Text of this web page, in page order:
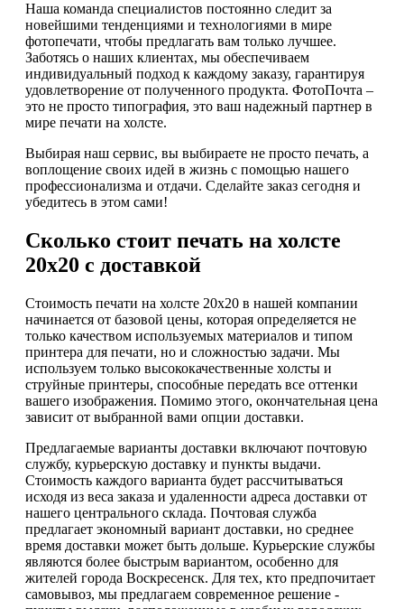
Наша команда специалистов постоянно следит за
новейшими тенденциями и технологиями в мире
фотопечати, чтобы предлагать вам только лучшее.
Заботясь о наших клиентах, мы обеспечиваем
индивидуальный подход к каждому заказу, гарантируя
удовлетворение от полученного продукта. ФотоПочта –
это не просто типография, это ваш надежный партнер в
мире печати на холсте.
Выбирая наш сервис, вы выбираете не просто печать, а
воплощение своих идей в жизнь с помощью нашего
профессионализма и отдачи. Сделайте заказ сегодня и
убедитесь в этом сами!
Сколько стоит печать на холсте
20х20 с доставкой
Стоимость печати на холсте 20х20 в нашей компании
начинается от базовой цены, которая определяется не
только качеством используемых материалов и типом
принтера для печати, но и сложностью задачи. Мы
используем только высококачественные холсты и
струйные принтеры, способные передать все оттенки
вашего изображения. Помимо этого, окончательная цена
зависит от выбранной вами опции доставки.
Предлагаемые варианты доставки включают почтовую
службу, курьерскую доставку и пункты выдачи.
Стоимость каждого варианта будет рассчитываться
исходя из веса заказа и удаленности адреса доставки от
нашего центрального склада. Почтовая служба
предлагает экономный вариант доставки, но среднее
время доставки может быть дольше. Курьерские службы
являются более быстрым вариантом, особенно для
жителей города Воскресенск. Для тех, кто предпочитает
самовывоз, мы предлагаем современное решение -